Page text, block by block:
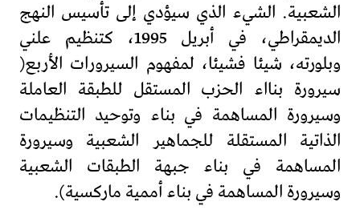
الشعبية. الشيء الذي سيؤدي إلى تأسيس النهج
الديمقراطي، في أبريل 1995، كتنظيم علني
وبلورته، شيئا فشيئا، لمفهوم السيرورات الأربع(
سيرورة بنااء الحزب المستقل للطبقة العاملة
وسيرورة المساهمة في بناء وتوحيد التنظيمات
الذاتية المستقلة للجماهير الشعبية وسيرورة
المساهمة في بناء جبهة الطبقات الشعبية
وسيرورة المساهمة في بناء أممية ماركسية).